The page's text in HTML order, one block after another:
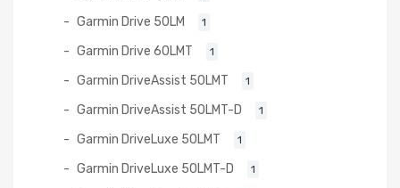
Garmin Drive 50LM 1
Garmin Drive 60LMT 1
Garmin DriveAssist 50LMT 1
Garmin DriveAssist 50LMT-D 1
Garmin DriveLuxe 50LMT 1
Garmin DriveLuxe 50LMT-D 1